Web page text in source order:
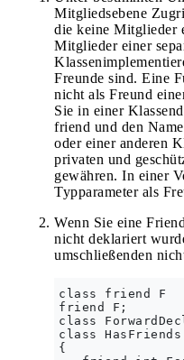
Mitgliedsebene
die keine Mitglieder
Mitglieder einer
Freunde sind. Eine
nicht als Freund
Sie in einer
friend und den
oder einer anderen
privaten und
gewähren. In einer
Typparameter als
Wenn Sie eine
nicht deklariert
umschließenden
class friend F
friend F;
class
class
{